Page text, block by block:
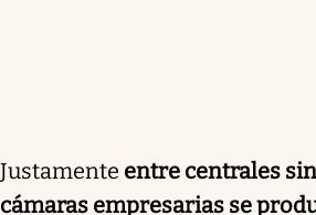
Justamente entre centrales
cámaras empresarias se